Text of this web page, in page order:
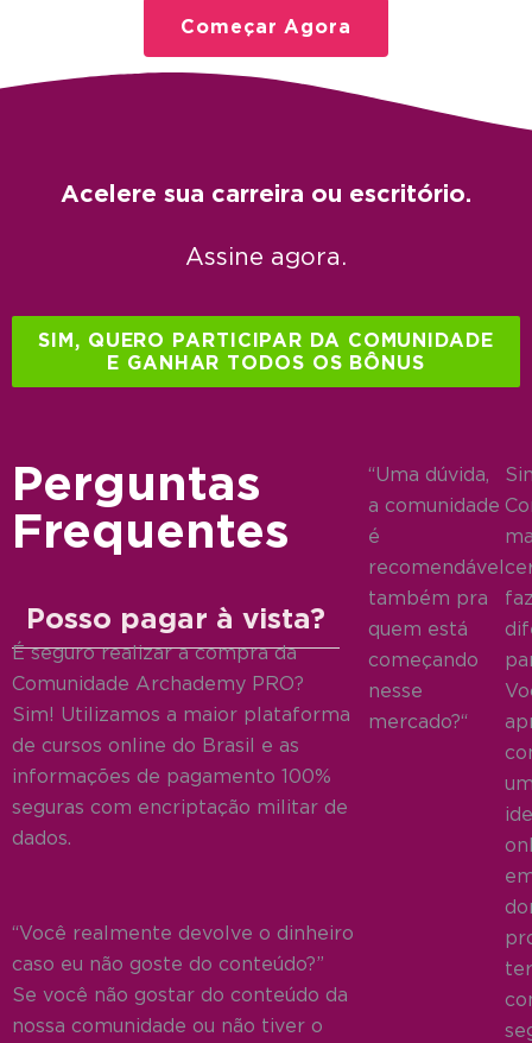
Começar Agora
Acelere sua carreira ou escritório.
Assine agora.
SIM, QUERO PARTICIPAR DA COMUNIDADE
E GANHAR TODOS OS BÔNUS
Perguntas
Frequentes
Posso pagar à vista?
É seguro realizar a compra da
Comunidade Archademy PRO?
Sim! Utilizamos a maior plataforma
de cursos online do Brasil e as
informações de pagamento 100%
seguras com encriptação militar de
dados.
“Você realmente devolve o dinheiro
caso eu não goste do conteúdo?”
Se você não gostar do conteúdo da
nossa comunidade ou não tiver o
“Uma dúvida,
a comunidade
é
recomendável
também pra
quem está
começando
nesse
mercado?“